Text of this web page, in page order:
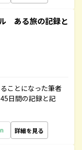
ある旅の記録と
ことになった筆者
日間の記録と記
詳細を見る